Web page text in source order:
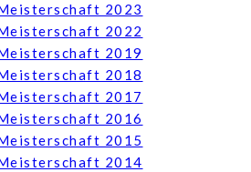
2023
2022
2019
2018
2017
2016
2015
2014